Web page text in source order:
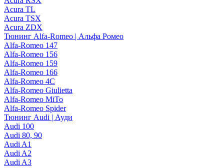
Acura TL
Acura TSX
Acura ZDX
Тюнинг Alfa-Romeo | Альфа Ромео
Alfa-Romeo 147
Alfa-Romeo 156
Alfa-Romeo 159
Alfa-Romeo 166
Alfa-Romeo 4C
Alfa-Romeo Giulietta
Alfa-Romeo MiTo
Alfa-Romeo Spider
Тюнинг Audi | Ауди
Audi 100
Audi 80, 90
Audi A1
Audi A2
Audi A3